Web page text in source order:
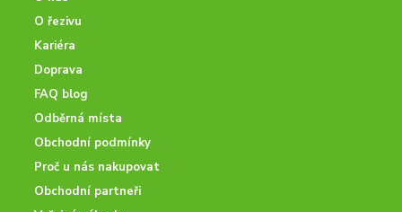
O řezivu
Kariéra
Doprava
FAQ blog
Odběrná místa
Obchodní podmínky
Proč u nás nakupovat
Obchodní partneři